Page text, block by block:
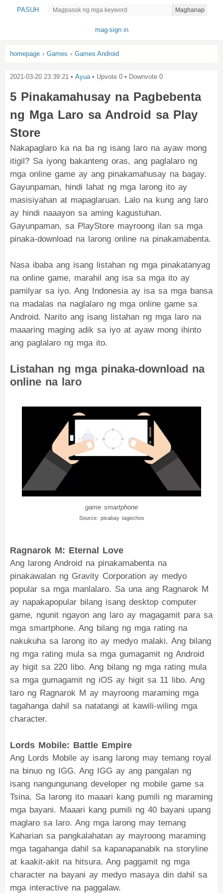
PASUH Maghanap
mag-sign in
homepage › Games › Games Android
2021-03-20 23:39:21 • Ayua• Upvote 0 • Downvote 0
5 Pinakamahusay na Pagbebenta
ng Mga Laro sa Android sa Play
Store
Nakapaglaro ka na ba ng isang laro na ayaw mong
itigil? Sa iyong bakanteng oras, ang paglalaro ng
mga online game ay ang pinakamahusay na bagay.
Gayunpaman, hindi lahat ng mga larong ito ay
masisiyahan at mapaglaruan. Lalo na kung ang laro
ay hindi naaayon sa aming kagustuhan.
Gayunpaman, sa PlayStore mayroong ilan sa mga
pinaka-download na larong online na pinakamabenta.
Nasa ibaba ang isang listahan ng mga pinakatanyag
na online game, marahil ang isa sa mga ito ay
pamilyar sa iyo. Ang Indonesia ay isa sa mga bansa
na madalas na naglalaro ng mga online game sa
Android. Narito ang isang listahan ng mga laro na
maaaring maging adik sa iyo at ayaw mong ihinto
ang paglalaro ng mga ito.
Listahan ng mga pinaka-download na
online na laro
game smartphone
Source: pixabay tagechos
Ragnarok M: Eternal Love
Ang larong Android na pinakamabenta na
pinakawalan ng Gravity Corporation ay medyo
popular sa mga manlalaro. Sa una ang Ragnarok M
ay napakapopular bilang isang desktop computer
game, ngunit ngayon ang laro ay magagamit para sa
mga smartphone. Ang bilang ng mga rating na
nakukuha sa larong ito ay medyo malaki. Ang bilang
ng mga rating mula sa mga gumagamit ng Android
ay higit sa 220 libo. Ang bilang ng mga rating mula
sa mga gumagamit ng iOS ay higit sa 11 libo. Ang
laro ng Ragnarok M ay mayroong maraming mga
tagahanga dahil sa natatangi at kawili-wiling mga
character.
Lords Mobile: Battle Empire
Ang Lords Mobile ay isang larong may temang royal
na binuo ng IGG. Ang IGG ay ang pangalan ng
isang nangungunang developer ng mobile game sa
Tsina. Sa larong ito maaari kang pumili ng maraming
mga bayani. Maaari kang pumili ng 40 bayani upang
maglaro sa laro. Ang mga larong may temang
Kaharian sa pangkalahatan ay mayroong maraming
mga tagahanga dahil sa kapanapanabik na storyline
at kaakit-akit na hitsura. Ang paggamit ng mga
character na bayani ay medyo masaya din dahil sa
mga interactive na paggalaw.